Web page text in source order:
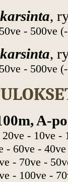
,
- 500ve
,
- 500ve
A-
- 10ve -
- 60ve -
- 70ve -
- 100ve -